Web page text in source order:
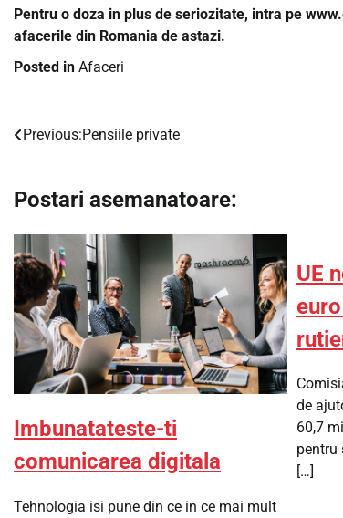
Pentru o doza in plus de seriozitate, intra pe
afacerile din Romania de astazi.
Posted in Afaceri
Navigare
articole
Previous:Pensiile private
Postari asemanatoare:
Imbunatateste-ti
comunicarea digitala
Tehnologia isi pune din ce in ce mai mult
UE
de
60,7
pentru
[…]